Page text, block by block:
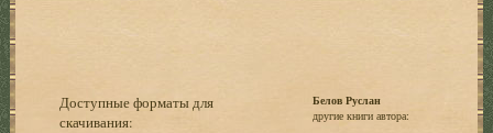
Доступные форматы для
скачивания:
Белов Руслан
другие книги автора: